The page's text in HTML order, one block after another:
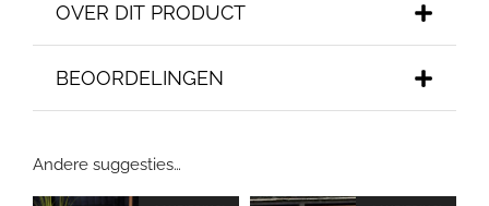
OVER DIT PRODUCT
BEOORDELINGEN
Andere suggesties…